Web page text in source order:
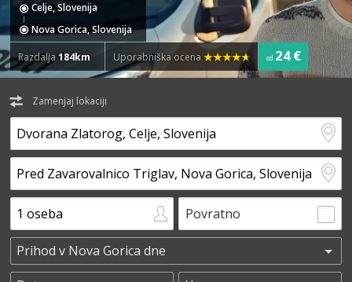
Celje, Slovenija
Nova Gorica, Slovenija
Razdalja184km Uporabniška ocena od 24 €
Zamenjaj lokaciji
Povratno